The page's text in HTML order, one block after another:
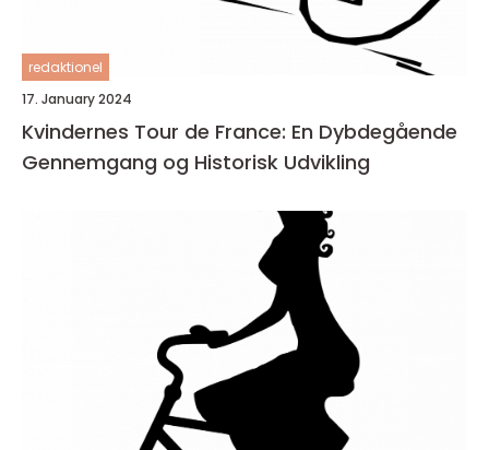
redaktionel
17. January 2024
Kvindernes Tour de France: En Dybdegående
Gennemgang og Historisk Udvikling